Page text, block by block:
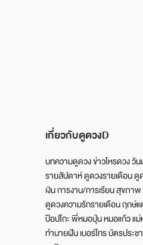
เกี่ยวกับดูดวงD
บทความดูดวง ข่าวโหรดวง วั
รายสัปดาห์ ดูดวงรายเดือน
เงิน การงาน/การเรียน สุขภ
ดูดวงความรักรายเดือน ฤกษ์
ป๊อปโกะ พี่หมอปุ่น หมอแก้ว
ทำนายฝัน เบอร์โทร บัตรประ